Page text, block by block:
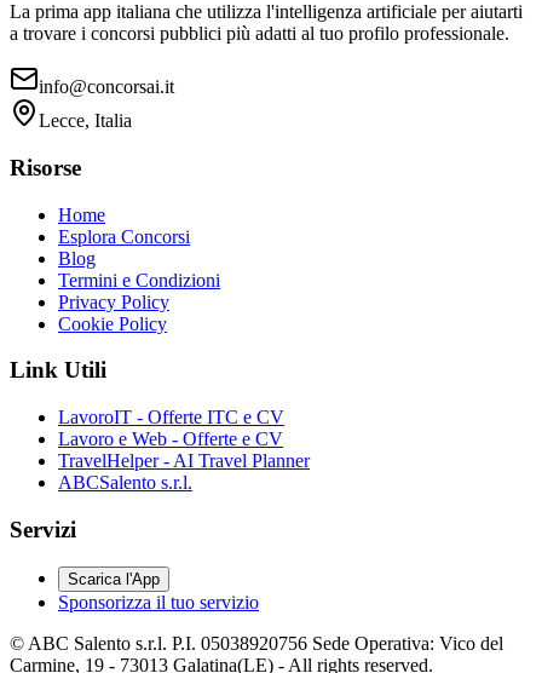
La prima app italiana che utilizza l'intelligenza artificiale per aiutarti
a trovare i concorsi pubblici più adatti al tuo profilo professionale.
info@concorsai.it
Lecce, Italia
Risorse
Home
Esplora Concorsi
Blog
Termini e Condizioni
Privacy Policy
Cookie Policy
Link Utili
LavoroIT - Offerte ITC e CV
Lavoro e Web - Offerte e CV
TravelHelper - AI Travel Planner
ABCSalento s.r.l.
Servizi
Scarica l'App
Sponsorizza il tuo servizio
© ABC Salento s.r.l. P.I. 05038920756 Sede Operativa: Vico del
Carmine, 19 - 73013 Galatina(LE) - All rights reserved.